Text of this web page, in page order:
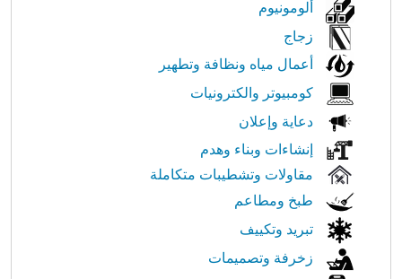
ألومونيوم
زجاج
أعمال مياه ونظافة وتطهير
كومبيوتر والكترونيات
دعاية وإعلان
إنشاءات وبناء وهدم
مقاولات وتشطيبات متكاملة
طبخ ومطاعم
تبريد وتكييف
زخرفة وتصميمات